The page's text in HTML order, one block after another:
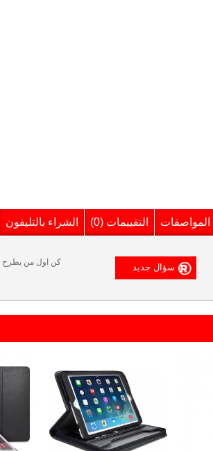
المواصفات التقييمات (0) الشراء بالتليفون
كن اول من يطرح